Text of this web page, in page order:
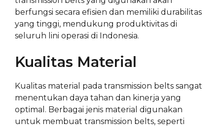
berfungsi secara efisien dan memiliki durabilitas
yang tinggi, mendukung produktivitas di
seluruh lini operasi di Indonesia.
Kualitas Material
Kualitas material pada transmission belts sangat
menentukan daya tahan dan kinerja yang
optimal. Berbagai jenis material digunakan
untuk membuat transmission belts, seperti